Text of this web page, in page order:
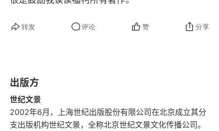
转发 评论 赞 分享
出版方
世纪文景
2002年6月，上海世纪出版股份有限公司在北京成立其分
支出版机构世纪文景，全称北京世纪文景文化传播公司。